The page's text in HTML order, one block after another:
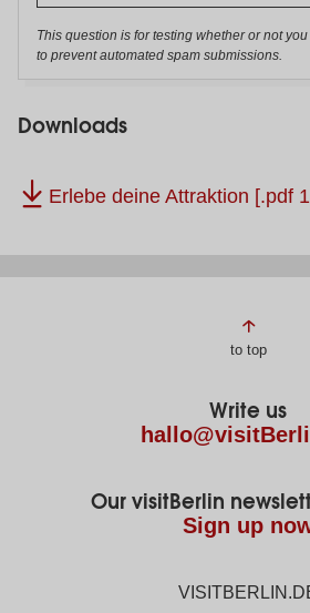
This question is for testing whether or not
to prevent automated spam submissions.
Downloads
Erlebe deine Attraktion [.pdf
Page
to top
Write us
Our visitBerlin
Sign up